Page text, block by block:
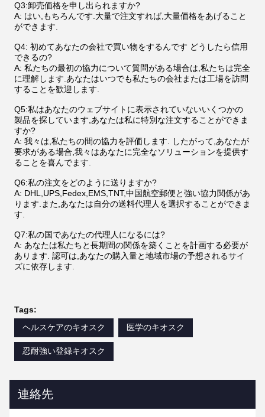
Q3:卸売価格を申し出られますか?
A: はい,もちろんです.大量で注文すれば,大量価格をあげること
ができます.
Q4: 初めてあなたの会社で買い物をするんです どうしたら信用
できるの?
A: 私たちの最初の協力について質問がある場合は,私たちは完全
に理解します.あなたはいつでも私たちの会社または工場を訪問
することを歓迎します.
Q5:私はあなたのウェブサイトに表示されていないいくつかの
製品を探しています,あなたは私に特別な注文することができま
すか?
A: 我々は,私たちの間の協力を評価します. したがって,あなたが
要求がある場合,我々はあなたに完全なソリューションを提供す
ることを喜んでます.
Q6:私の注文をどのように送りますか?
A: DHL,UPS,Fedex,EMS,TNT,中国航空郵便と強い協力関係があ
ります.また,あなたは自分の送料代理人を選択することができま
す.
Q7:私の国であなたの代理人になるには?
A: あなたは私たちと長期間の関係を築くことを計画する必要が
あります. 認可は,あなたの購入量と地域市場の予想されるサイ
ズに依存します.
Tags:
ヘルスケアのキオスク
医学のキオスク
忍耐強い登録キオスク
連絡先